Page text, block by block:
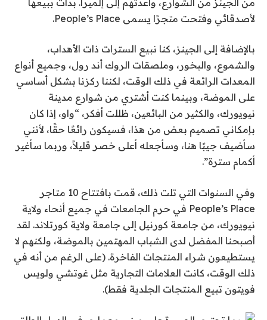
لأصدقائي وفتحت متجرًا يسمى People’s Place.
بالإضافة إلى الجينز، كنا نبيع السترات ذات الأهداب،
والشموع، والبخور، وملصقات الروك أند رول، وجميع أنواع
المعدات الرائعة في ذلك الوقت، لكننا ركزنا بشكل أساسي
على الموضة، وبينما كنت أشتري من شوارع مدينة
نيويورك، والكثير من البائعين، ظللت أفكر، “واو، إذا كان
بإمكاني تصميم بعض من هذا، فسيكون رائعًا حقًا، لأنني
سأضيف جيبًا هنا، وسأجعله أعلى خصر قليلاً، وربما سأغير
أكمام سترة”.
وفي السنوات التي تلت ذلك، قمت بافتتاح 10 متاجر
People’s Place في حرم الجامعات في جميع أنحاء ولاية
نيويورك، من جامعة كورنيل إلى جامعة ولاية كورتلاند. لقد
أصبحنا المفضل لدى الشباب المهتمين بالموضة، ولكنهم لا
يستطيعون شراء المنتجات الفاخرة. (على الرغم من أنه في
ذلك الوقت، كانت العلامات التجارية مثل غوتشي ولويس
فويتون تبيع المنتجات الجلدية فقط).